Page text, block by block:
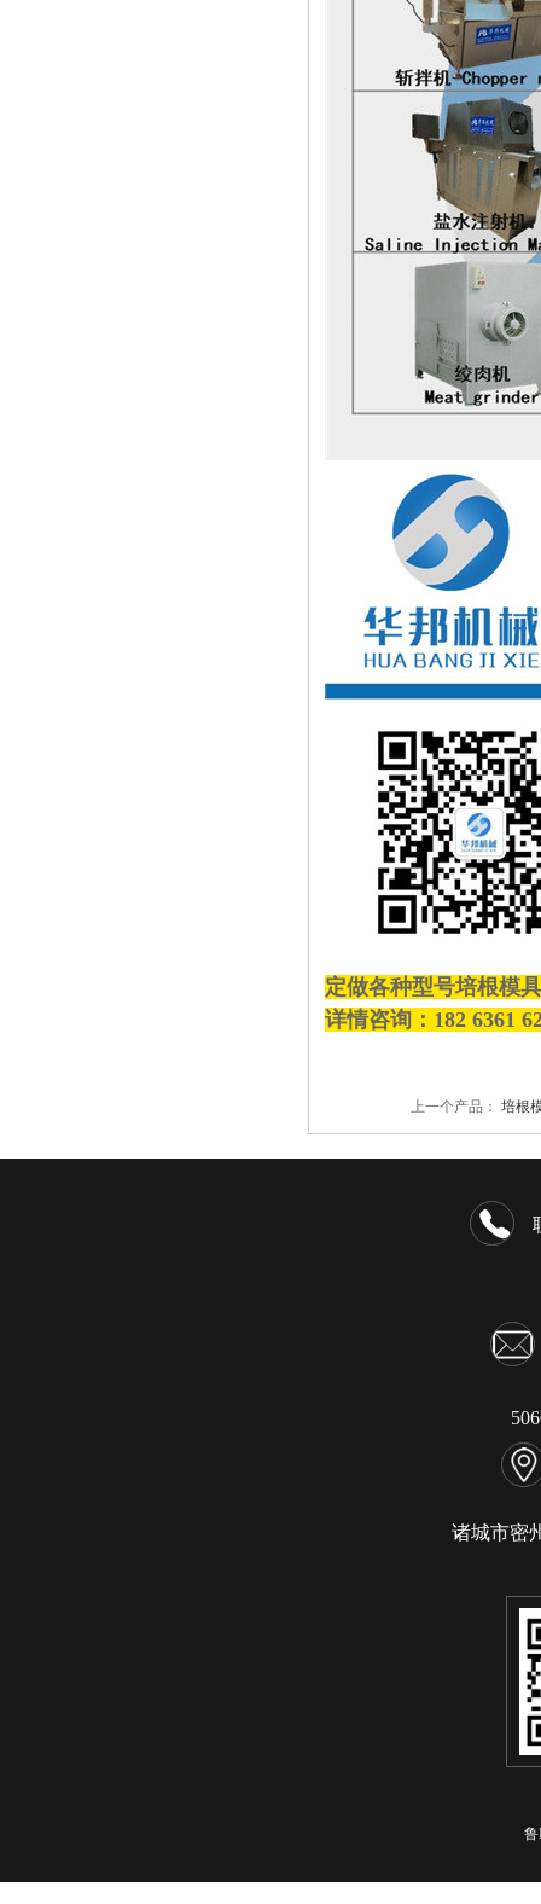
定做各种型号培根模
详情咨询：182 6361
上一个产品： 培根
鲁
诸城市密